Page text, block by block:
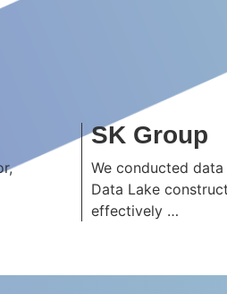
SK Group
We conducted
Data Lake
effectively …